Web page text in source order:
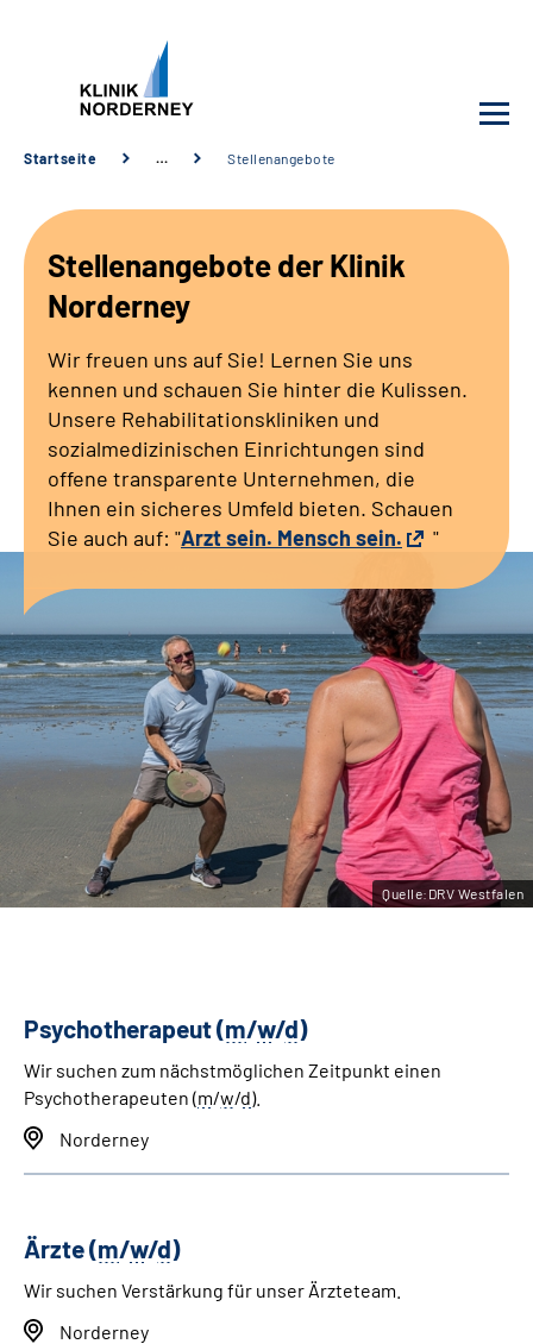
Unsere Angebote
Karriere
Sozialdienste & Zuweisende
Suche
Leichte Sprache
Gebärdensprache
Startseite … Stellenangebote
Stellenangebote der Klinik
Norderney
Wir freuen uns auf Sie! Lernen Sie uns
kennen und schauen Sie hinter die Kulissen.
Unsere Rehabilitationskliniken und
sozialmedizinischen Einrichtungen sind
offene transparente Unternehmen, die
Ihnen ein sicheres Umfeld bieten. Schauen
Sie auch auf: "Arzt sein. Mensch sein. "
Quelle:DRV Westfalen
Psychotherapeut (m/w/d)
Wir suchen zum nächstmöglichen Zeitpunkt einen
Psychotherapeuten (m/w/d).
Norderney
Ärzte (m/w/d)
Wir suchen Verstärkung für unser Ärzteteam.
Norderney